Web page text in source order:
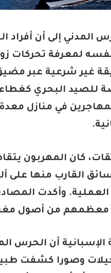
المدني إلى أن
نفسه لمعرفة تحركات
غير شرعية عبر
للصيد البحري كغطاء
في منازل
كان المهربون
القارب منها على
وأكدت
من أصول
أن الحرس
وصورا كشفت